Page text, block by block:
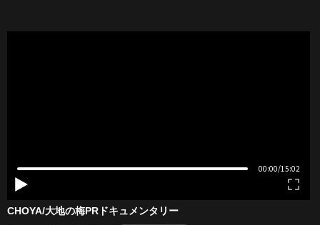
CHOYA/大地の梅PRドキュメンタリー